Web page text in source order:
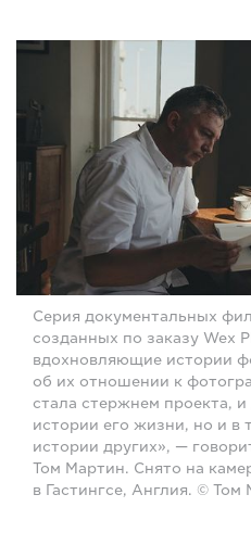
Серия документальных
созданных по заказу Wex
вдохновляющие истории
об их отношении к
стала стержнем проекта,
истории его жизни, но и в
истории других», —
Том Мартин. Снято на
в Гастингсе, Англия. ©